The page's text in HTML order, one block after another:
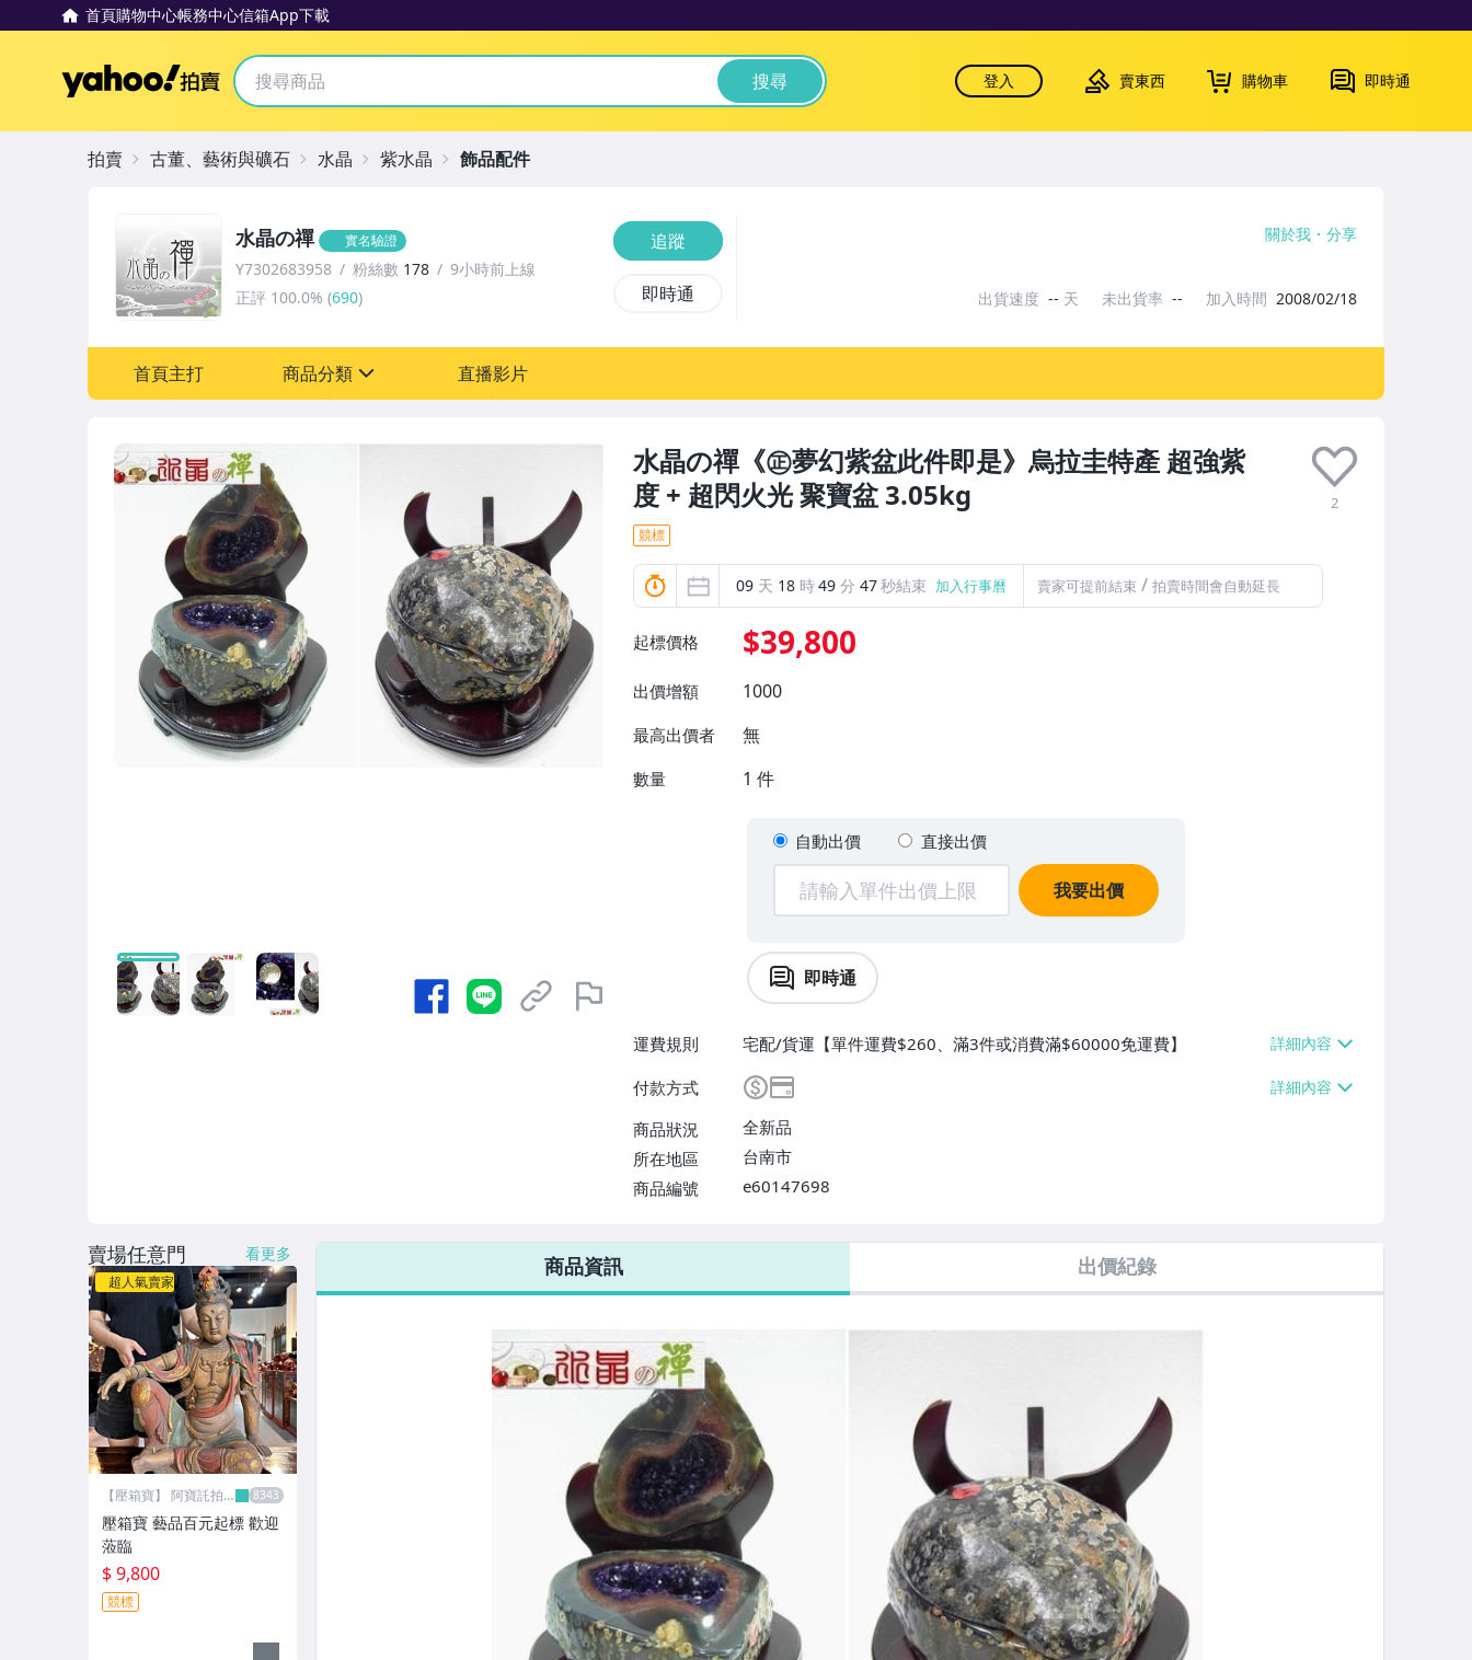
首頁購物中心帳務中心信箱App下載
Yahoo拍賣 搜尋 登入 賣東西 購物車 即時通
水晶の禪《㊣夢幻紫盆此件即是》烏拉圭特產 超強紫
度 + 超閃火光 聚寶盆 3.05kg
2
競標
09 天 18 時49 分 46秒結束 加入行事曆 賣家可提前結束 / 拍賣時間會自動延長
起標價格 $39,800
出價增額 1000
最高出價者 無
數量 1 件
自動出價 直接出價
我要出價
即時通
運費規則
宅配/貨運【單件運費$260、滿3件或消費滿$60000免運費】
付款方式
商品狀況
全新品
所在地區
台南市
商品編號
e60147698
水晶の禪 實名驗證
Y7302683958 粉絲數 178
9小時前上線
正評 100.0% (690)
追蹤
即時通
關於我 分享
出貨速度 -- 天 未出貨率 -- 加入時間 2008/02/18
首頁主打 商品分類 直播影片
拍賣 古董、藝術與礦石 水晶 紫水晶 飾品配件
商品資訊 出價紀錄
賣場任意門 看更多
超人氣賣家
【壓箱寶】 阿寶託拍
壓箱寶 藝品百元起標 歡迎
蒞臨
$ 9,800
競標